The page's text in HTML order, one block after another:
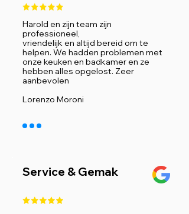
Harold en zijn team zijn
professioneel,
vriendelijk en altijd bereid om te
helpen. We hadden problemen met
onze keuken en badkamer en ze
hebben alles opgelost. Zeer
aanbevolen
Lorenzo Moroni
Service & Gemak